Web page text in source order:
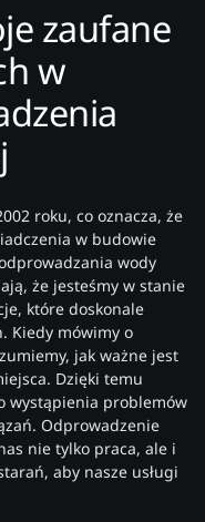
zaufane
w
roku, co oznacza, że
w budowie
wody
że jesteśmy w stanie
które doskonale
Kiedy mówimy o
jak ważne jest
Dzięki temu
wystąpienia problemów
Odprowadzenie
nie tylko praca, ale i
aby nasze usługi